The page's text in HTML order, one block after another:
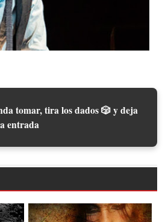
tomar, tira los dados 🎲 y deja
entrada